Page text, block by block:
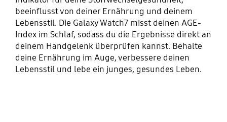
beeinflusst von deiner Ernährung und deinem
Lebensstil. Die Galaxy Watch7 misst deinen AGE-
Index im Schlaf, sodass du die Ergebnisse direkt an
deinem Handgelenk überprüfen kannst. Behalte
deine Ernährung im Auge, verbessere deinen
Lebensstil und lebe ein junges, gesundes Leben.